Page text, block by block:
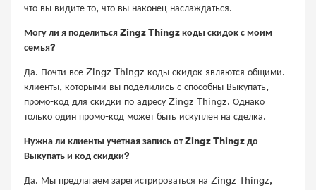
что вы видите то, что вы наконец наслаждаться.
Могу ли я поделиться Zingz Thingz коды скидок с моим
семья?
Да. Почти все Zingz Thingz коды скидок являются общими.
клиенты, которыми вы поделились с способны Выкупать,
промо-код для скидки по адресу Zingz Thingz. Однако
только один промо-код может быть искуплен на сделка.
Нужна ли клиенты учетная запись от Zingz Thingz до
Выкупать и код скидки?
Да. Мы предлагаем зарегистрироваться на Zingz Thingz,